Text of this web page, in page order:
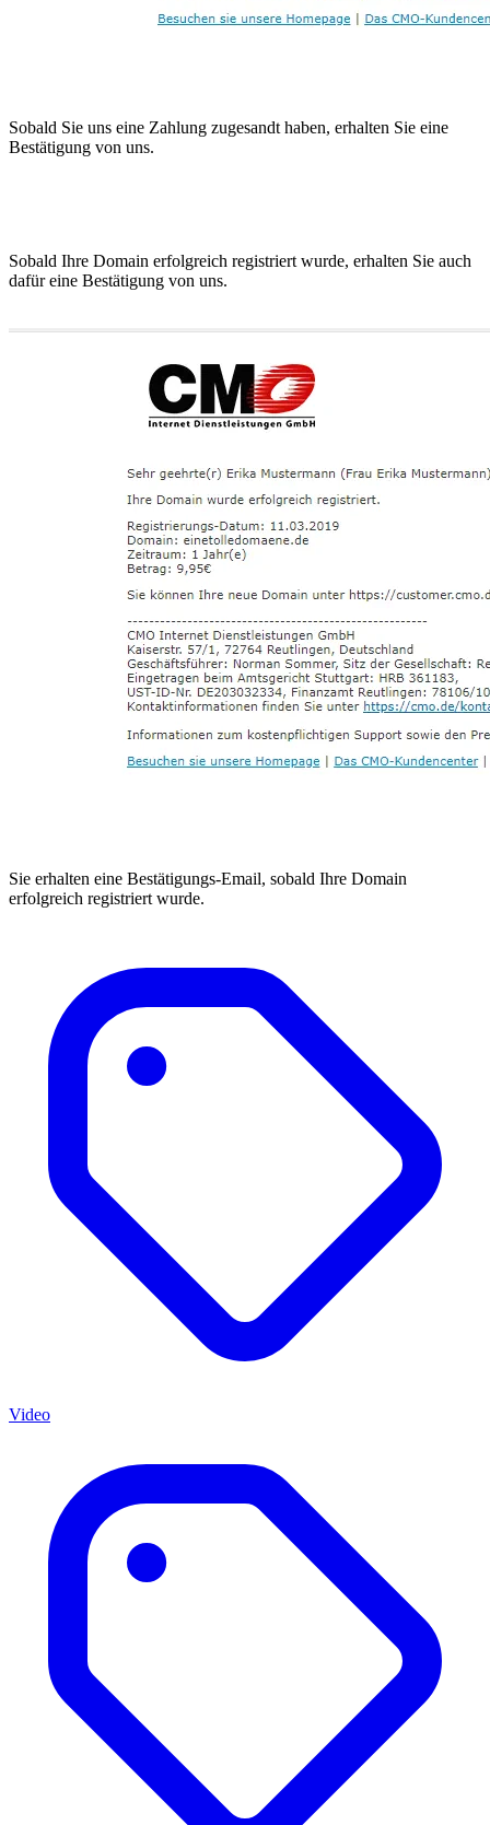
Sobald Sie uns eine Zahlung zugesandt haben, erhalten Sie eine
Bestätigung von uns.
Sobald Ihre Domain erfolgreich registriert wurde, erhalten Sie auch
dafür eine Bestätigung von uns.
Sie erhalten eine Bestätigungs-Email, sobald Ihre Domain
erfolgreich registriert wurde.
Video